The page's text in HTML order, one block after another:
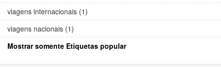
viagens internacionais (1)
viagens nacionais (1)
Mostrar somente Etiquetas popular